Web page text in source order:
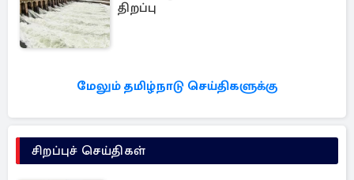
திறப்பு
மேலும் தமிழ்நாடு செய்திகளுக்கு
சிறப்புச் செய்திகள்